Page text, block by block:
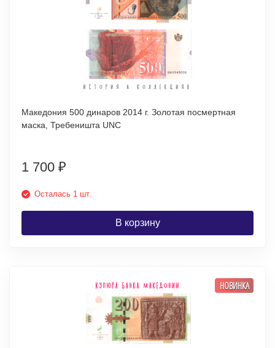
Македония 500 динаров 2014 г. Золотая посмертная
маска, Требеништа UNC
1 700 ₽
Осталась 1 шт.
В корзину
НОВИНКА